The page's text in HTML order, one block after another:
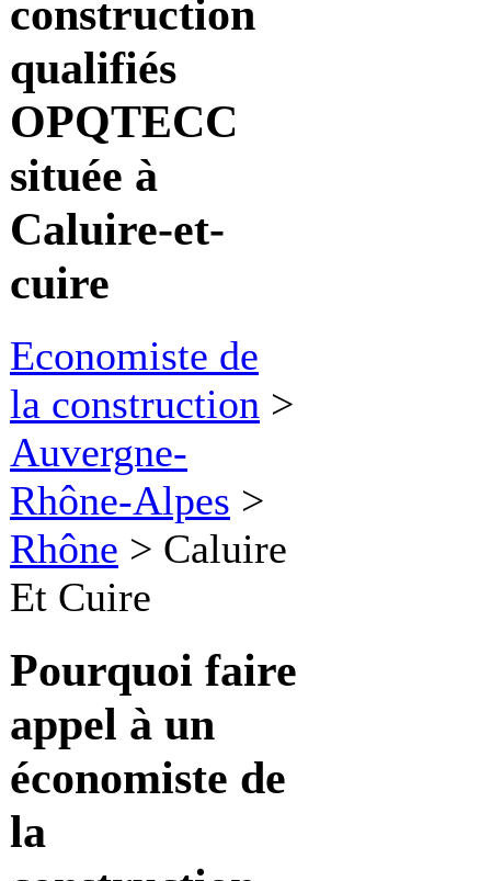
construction
qualifiés
OPQTECC
située à
Caluire-et-
cuire
Economiste de
la construction >
Auvergne-
Rhône-Alpes >
Rhône > Caluire
Et Cuire
Pourquoi faire
appel à un
économiste de
la